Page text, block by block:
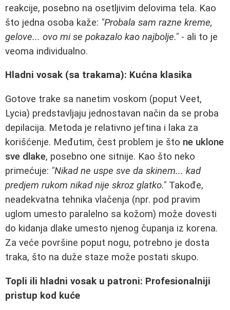
reakcije, posebno na osetljivim delovima tela. Kao
što jedna osoba kaže: "Probala sam razne kreme,
gelove... ovo mi se pokazalo kao najbolje." - ali to je
veoma individualno.
Hladni vosak (sa trakama): Kućna klasika
Gotove trake sa nanetim voskom (poput Veet,
Lycia) predstavljaju jednostavan način da se proba
depilacija. Metoda je relativno jeftina i laka za
korišćenje. Međutim, čest problem je što ne uklone
sve dlake, posebno one sitnije. Kao što neko
primećuje: "Nikad ne uspe sve da skinem... kad
predjem rukom nikad nije skroz glatko." Takođe,
neadekvatna tehnika vlačenja (npr. pod pravim
uglom umesto paralelno sa kožom) može dovesti
do kidanja dlake umesto njenog čupanja iz korena.
Za veće površine poput nogu, potrebno je dosta
traka, što na duže staze može postati skupo.
Topli ili hladni vosak u patroni: Profesionalniji
pristup kod kuće